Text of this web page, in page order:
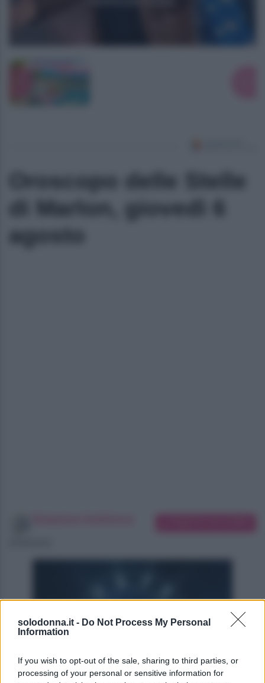
solodonna.it - Do Not Process My Personal
Information
If you wish to opt-out of the sale, sharing to third parties, or
processing of your personal or sensitive information for
Oroscopo delle Stelle
di Marlon, giovedì 6
agosto